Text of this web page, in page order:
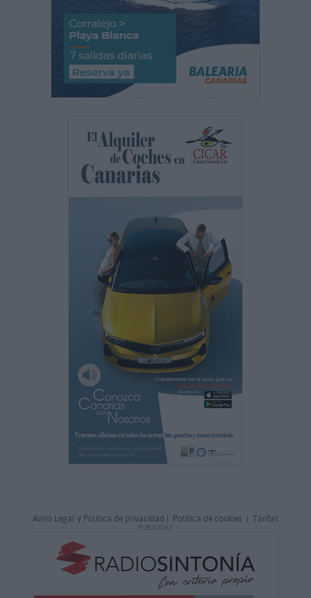
Aviso Legal y Política de privacidad | Política de cookies | Tarifas
PUBLICIDAD